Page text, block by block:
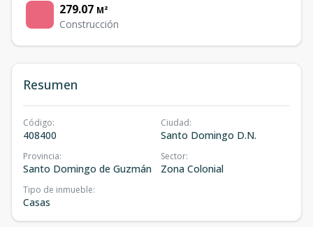
279.07 M²
Construcción
Resumen
Código:
408400
Ciudad:
Santo Domingo D.N.
Provincia:
Santo Domingo de Guzmán
Sector:
Zona Colonial
Tipo de inmueble:
Casas